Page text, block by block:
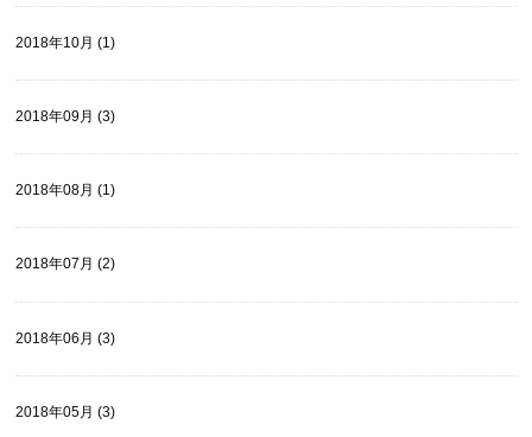
2018年10月 (1)
2018年09月 (3)
2018年08月 (1)
2018年07月 (2)
2018年06月 (3)
2018年05月 (3)